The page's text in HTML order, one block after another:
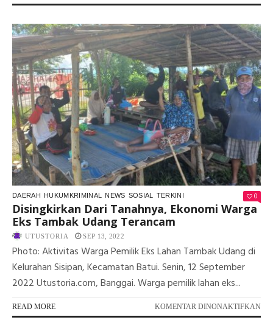
DAERAH HUKUMKRIMINAL NEWS SOSIAL TERKINI 0
Disingkirkan Dari Tanahnya, Ekonomi Warga
Eks Tambak Udang Terancam
UTUSTORIA SEP 13, 2022
Photo: Aktivitas Warga Pemilik Eks Lahan Tambak Udang di
Kelurahan Sisipan, Kecamatan Batui. Senin, 12 September
2022 Utustoria.com, Banggai. Warga pemilik lahan eks...
READ MORE KOMENTAR DINONAKTIFKAN